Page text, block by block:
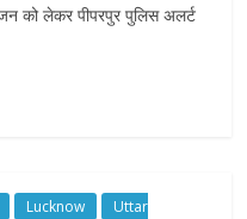
को लेकर पीपरपुर पुलिस अलर्ट
Lucknow
Uttar